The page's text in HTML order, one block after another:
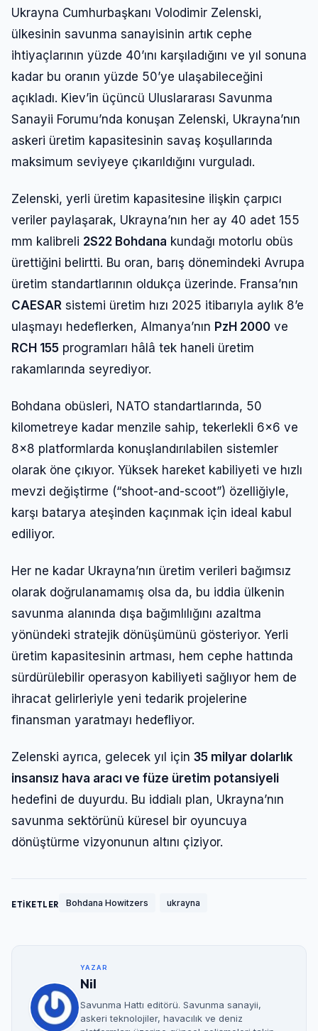
Ukrayna Cumhurbaşkanı Volodimir Zelenski,
ülkesinin savunma sanayisinin artık cephe
ihtiyaçlarının yüzde 40’ını karşıladığını ve yıl sonuna
kadar bu oranın yüzde 50’ye ulaşabileceğini
açıkladı. Kiev’in üçüncü Uluslararası Savunma
Sanayii Forumu’nda konuşan Zelenski, Ukrayna’nın
askeri üretim kapasitesinin savaş koşullarında
maksimum seviyeye çıkarıldığını vurguladı.
Zelenski, yerli üretim kapasitesine ilişkin çarpıcı
veriler paylaşarak, Ukrayna’nın her ay 40 adet 155
mm kalibreli 2S22 Bohdana kundağı motorlu obüs
ürettiğini belirtti. Bu oran, barış dönemindeki Avrupa
üretim standartlarının oldukça üzerinde. Fransa’nın
CAESAR sistemi üretim hızı 2025 itibarıyla aylık 8’e
ulaşmayı hedeflerken, Almanya’nın PzH 2000 ve
RCH 155 programları hâlâ tek haneli üretim
rakamlarında seyrediyor.
Bohdana obüsleri, NATO standartlarında, 50
kilometreye kadar menzile sahip, tekerlekli 6×6 ve
8×8 platformlarda konuşlandırılabilen sistemler
olarak öne çıkıyor. Yüksek hareket kabiliyeti ve hızlı
mevzi değiştirme (“shoot-and-scoot”) özelliğiyle,
karşı batarya ateşinden kaçınmak için ideal kabul
ediliyor.
Her ne kadar Ukrayna’nın üretim verileri bağımsız
olarak doğrulanamamış olsa da, bu iddia ülkenin
savunma alanında dışa bağımlılığını azaltma
yönündeki stratejik dönüşümünü gösteriyor. Yerli
üretim kapasitesinin artması, hem cephe hattında
sürdürülebilir operasyon kabiliyeti sağlıyor hem de
ihracat gelirleriyle yeni tedarik projelerine
finansman yaratmayı hedefliyor.
Zelenski ayrıca, gelecek yıl için 35 milyar dolarlık
insansız hava aracı ve füze üretim potansiyeli
hedefini de duyurdu. Bu iddialı plan, Ukrayna’nın
savunma sektörünü küresel bir oyuncuya
dönüştürme vizyonunun altını çiziyor.
ETİKETLER Bohdana Howitzers ukrayna
YAZAR
Nil
Savunma Hattı editörü. Savunma sanayii,
askeri teknolojiler, havacılık ve deniz